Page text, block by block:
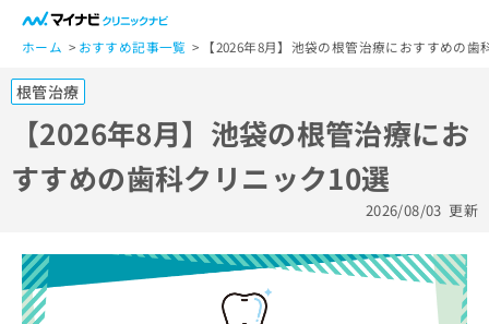
ホーム おすすめ記事一覧 【2026年8月】池袋の根管治療におすすめの歯
根管治療
【2026年8月】池袋の根管治療にお
すすめの歯科クリニック10選
2026/08/03 更新
一
般
ー
ザ
ー
の
方
ち
ら